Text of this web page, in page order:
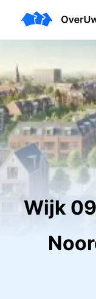
Wijk 09 Industrieterrein